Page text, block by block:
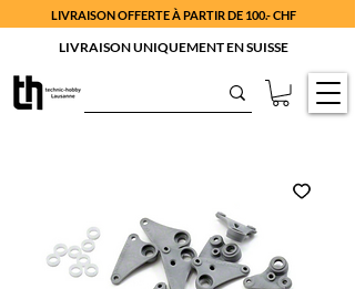
LIVRAISON OFFERTE À PARTIR DE 100.- CHF
LIVRAISON UNIQUEMENT EN SUISSE